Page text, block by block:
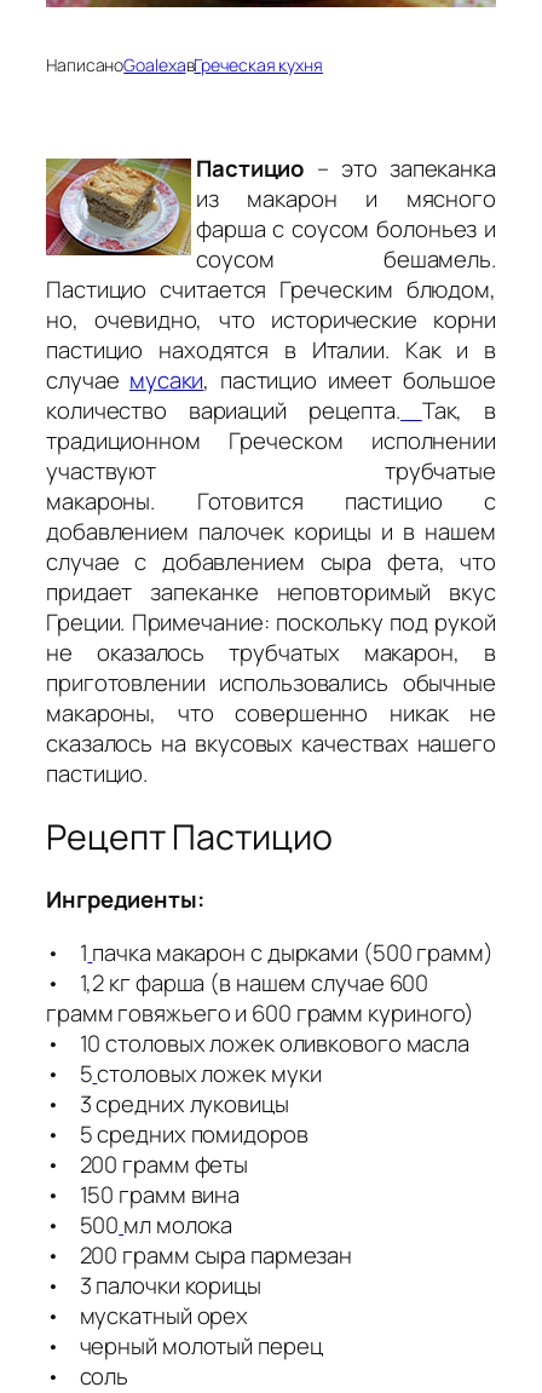
НаписаноGoalexaвГреческая кухня
Пастицио – это запеканка
из макарон и мясного
фарша с соусом болоньез и
соусом бешамель.
Пастицио считается Греческим блюдом,
но, очевидно, что исторические корни
пастицио находятся в Италии. Как и в
случае мусаки, пастицио имеет большое
количество вариаций рецепта.
Так, в
традиционном Греческом исполнении
участвуют трубчатые
макароны. Готовится пастицио с
добавлением палочек корицы и в нашем
случае с добавлением сыра фета, что
придает запеканке неповторимый вкус
Греции. Примечание: поскольку под рукой
не оказалось трубчатых макарон, в
приготовлении использовались обычные
макароны, что совершенно никак не
сказалось на вкусовых качествах нашего
пастицио.
Рецепт Пастицио
Ингредиенты:
• 1 пачка макарон с дырками (500 грамм)
• 1,2 кг фарша (в нашем случае 600
грамм говяжьего и 600 грамм куриного)
• 10 столовых ложек оливкового масла
• 5столовых ложек муки
• 3 средних луковицы
• 5 средних помидоров
• 200 грамм феты
• 150 грамм вина
• 500 мл молока
• 200 грамм сыра пармезан
• 3 палочки корицы
• мускатный орех
• черный молотый перец
• соль